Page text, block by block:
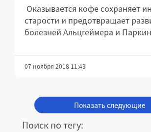
Оказывается кофе сохраняет
старости и предотвращает
болезней Альцгеймера и
07 ноября 2018 11:43
Показать следующие
Поиск по тегу: